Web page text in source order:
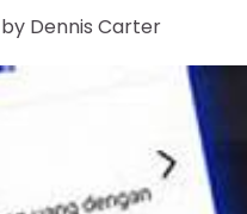
by Dennis Carter